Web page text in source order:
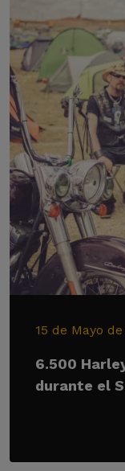
15 de Mayo de
6.500
durante el